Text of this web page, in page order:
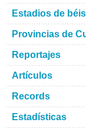
Estadios de
Provincias de
Reportajes
Artículos
Records
Estadísticas